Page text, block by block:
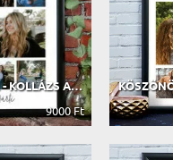
JÓ BARÁTNŐK - KOLLÁZS A FOTÓIDBÓL
9000 Ft